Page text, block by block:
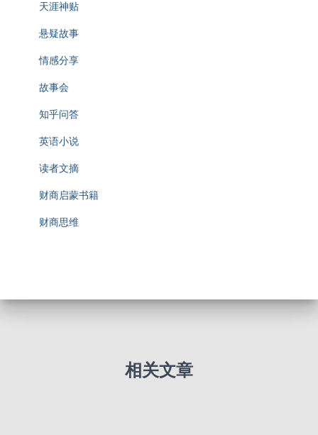
天涯神贴
悬疑故事
情感分享
故事会
知乎问答
英语小说
读者文摘
财商启蒙书籍
财商思维
相关文章